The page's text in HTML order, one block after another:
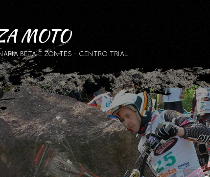
MOTO
BETA E ZONTES - CENTRO TRIAL